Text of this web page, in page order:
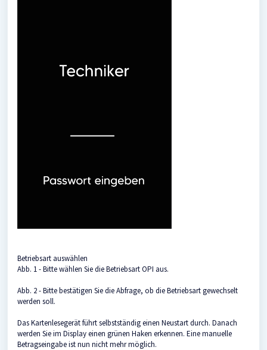
Betriebsart auswählen
Abb. 1 - Bitte wählen Sie die Betriebsart OPI aus.
Abb. 2 - Bitte bestätigen Sie die Abfrage, ob die Betriebsart gewechselt
werden soll.
Das Kartenlesegerät führt selbstständig einen Neustart durch. Danach
werden Sie im Display einen grünen Haken erkennen. Eine manuelle
Betragseingabe ist nun nicht mehr möglich.